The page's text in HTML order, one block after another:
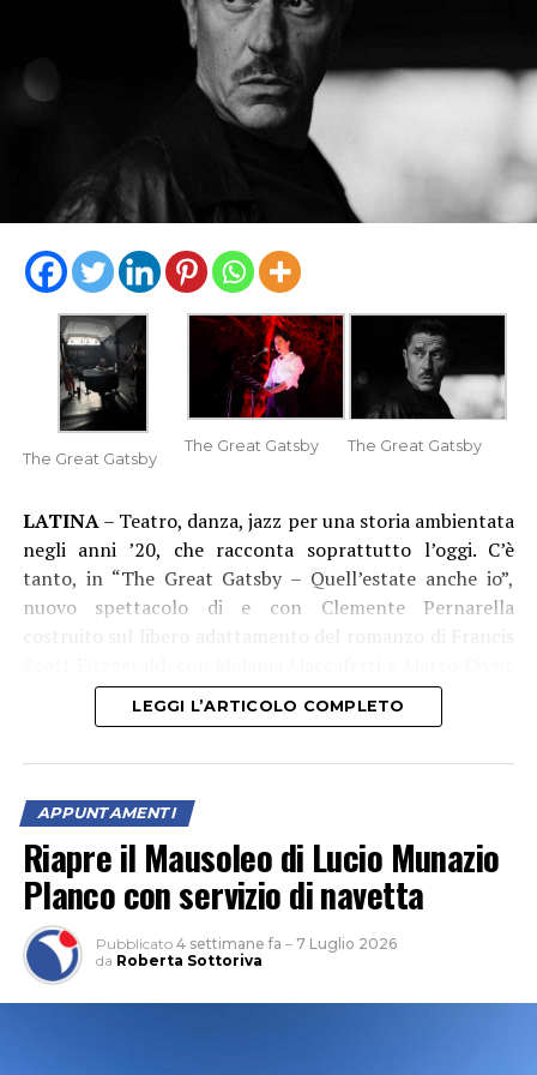
The Great Gatsby
The Great Gatsby The Great Gatsby
LATINA– Teatro, danza, jazz per una storia ambientata
negli anni ’20, che racconta soprattutto l’oggi. C’è
tanto, in “The Great Gatsby – Quell’estate anche io”,
nuovo spettacolo di e con Clemente Pernarella
(che è anche aiuto regista), musiche dal vivo del 52nd
Jazz Quartet e i danzatori di Modulo Project. Un’ora e
LEGGI L’ARTICOLO COMPLETO
APPUNTAMENTI
Riapre il Mausoleo di Lucio Munazio
Planco con servizio di navetta
Pubblicato 4 settimane fa – 7 Luglio 2026
da Roberta Sottoriva